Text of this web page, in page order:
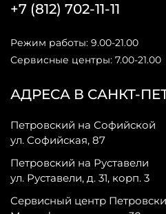
АДРЕСА В САНКТ-
Петровский на Софийской
ул. Софийская, 87
Петровский на Руставели
ул. Руставели, д. 31, корп. 3
Сервисный центр
+7 (812) 702-11-11
Режим работы: 9.00-21.00
Сервисные центры: 7.00-21.00